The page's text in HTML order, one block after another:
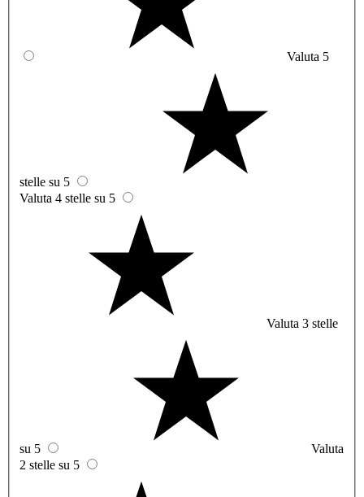
Valuta 5
stelle su 5
Valuta 4 stelle su 5
Valuta 3 stelle
su 5
Valuta
2 stelle su 5